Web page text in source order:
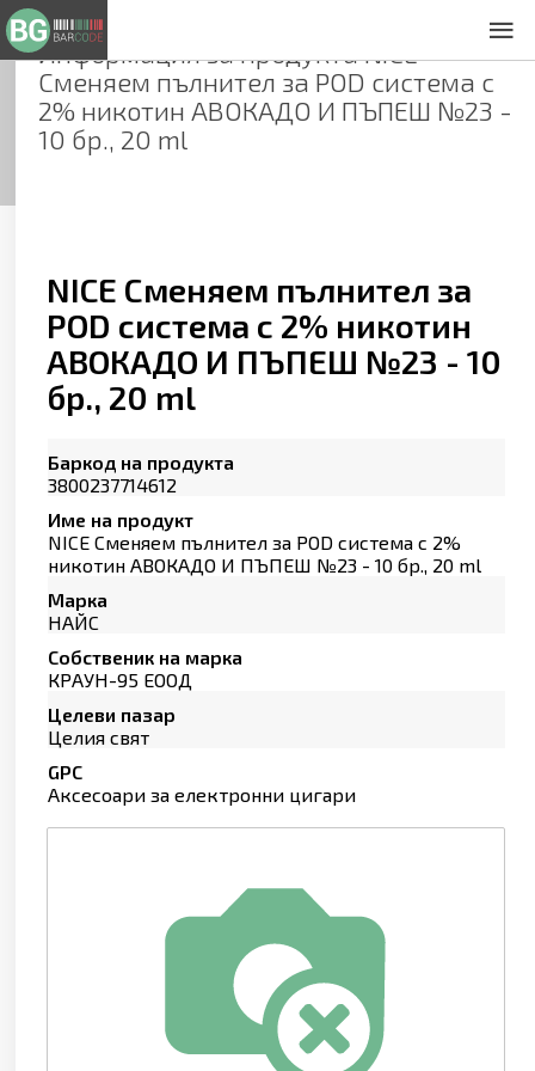
Информация за продуктаNICE
Сменяем пълнител за POD система с
2% никотин АВОКАДО И ПЪПЕШ №23 -
10 бр., 20 ml
NICE Сменяем пълнител за
POD система с 2% никотин
АВОКАДО И ПЪПЕШ №23 - 10
бр., 20 ml
Баркод на продукта
3800237714612
Име на продукт
NICE Сменяем пълнител за POD система с 2%
никотин АВОКАДО И ПЪПЕШ №23 - 10 бр., 20 ml
Марка
НАЙС
Собственик на марка
КРАУН-95 ЕООД
Целеви пазар
Целия свят
GPC
Аксесоари за електронни цигари
Общи условия
Декларация за проверителност
Заснемане на продукти